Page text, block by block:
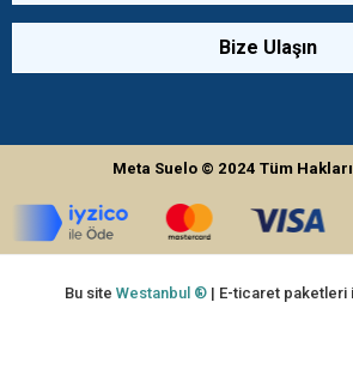
Bize Ulaşın
Meta Suelo © 2024Tüm Hakları
Bu siteWestanbul ® | E-ticaret paketleri